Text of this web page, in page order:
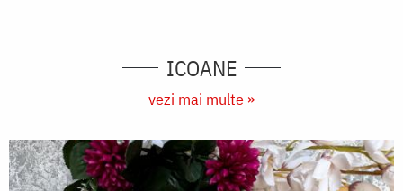
ICOANE
vezi mai multe »